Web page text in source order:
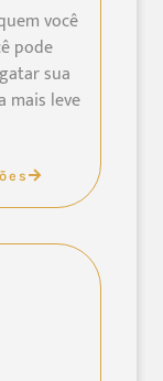
você
pode
sua
mais leve